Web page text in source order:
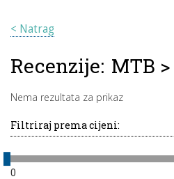
< Natrag
Recenzije: MTB >
Nema rezultata za prikaz
Filtriraj prema cijeni:
0